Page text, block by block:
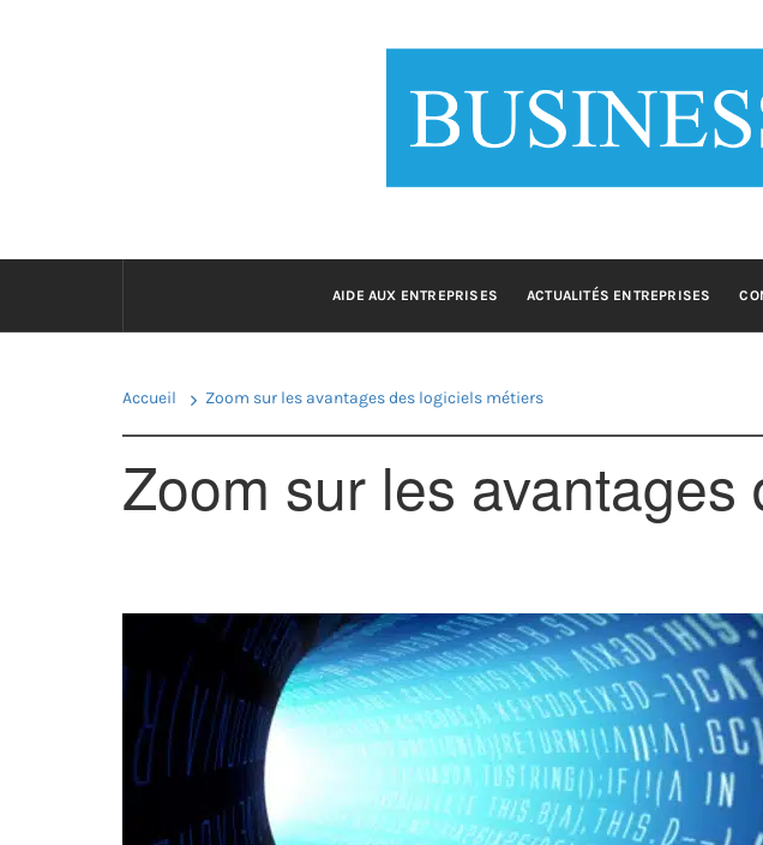
BUSINESS
AIDE AUX ENTREPRISES ACTUALITÉS ENTREPRISES
Accueil Zoom sur les avantages des logiciels métiers
Zoom sur les